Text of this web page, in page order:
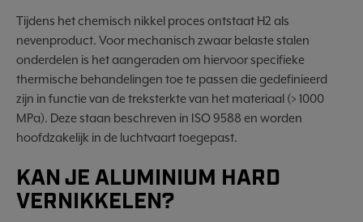
Tijdens het chemisch nikkel proces ontstaat H2 als
nevenproduct. Voor mechanisch zwaar belaste stalen
onderdelen is het aangeraden om hiervoor specifieke
thermische behandelingen toe te passen die gedefinieerd
zijn in functie van de treksterkte van het materiaal (> 1000
MPa). Deze staan beschreven in ISO 9588 en worden
hoofdzakelijk in de luchtvaart toegepast.
KAN JE ALUMINIUM HARD
VERNIKKELEN?